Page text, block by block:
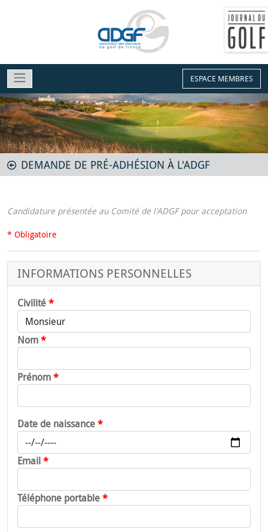
ESPACE MEMBRES
DEMANDE DE PRÉ-ADHÉSION À L'ADGF
Candidature présentée au Comité de l'ADGF pour acceptation
* Obligatoire
INFORMATIONS PERSONNELLES
Civilité
Nom
Prénom
Date de naissance
Email
Téléphone portable